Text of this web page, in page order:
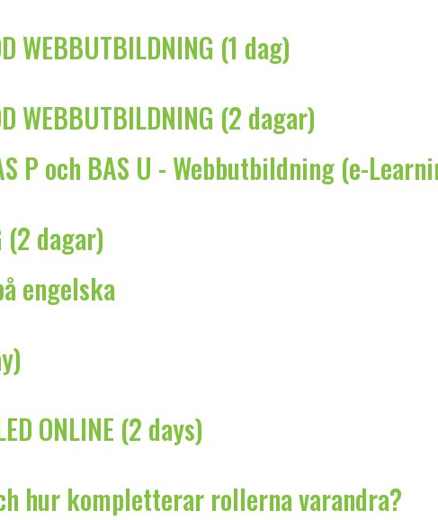
WEBBUTBILDNING (1 dag)
WEBBUTBILDNING (2 dagar)
P och BAS U - Webbutbildning (e-
(2 dagar)
engelska
ONLINE (2 days)
hur kompletterar rollerna varandra?